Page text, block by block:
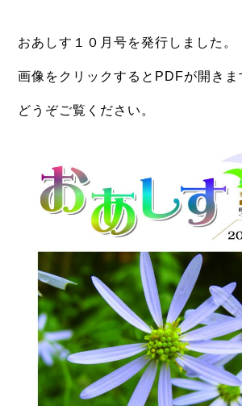
おあしす１０月号を発行しました。
画像をクリックするとPDFが開きま
どうぞご覧ください。